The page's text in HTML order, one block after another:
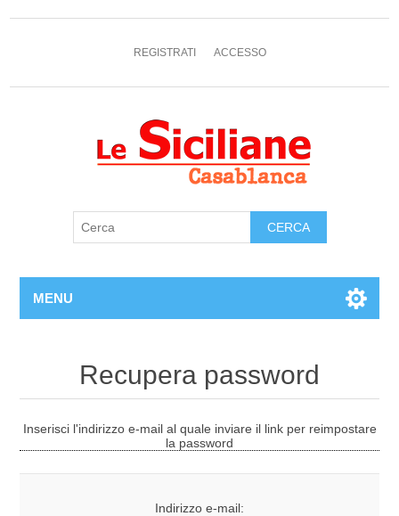
REGISTRATI ACCESSO
MENU
Recupera password
Inserisci l'indirizzo e-mail al quale inviare il link per reimpostare
la password
Indirizzo e-mail: